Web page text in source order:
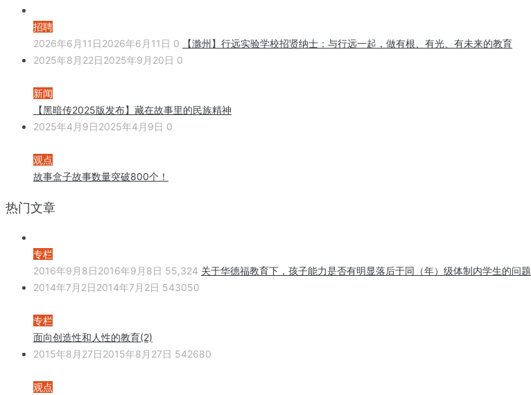
招聘
2026年6月11日2026年6月11日 0
【滁州】行远实验学校招贤纳士：与行远一起，做有根、有光、有未来的教育
2025年8月22日2025年9月20日 0
新闻
【黑暗传2025版发布】藏在故事里的民族精神
2025年4月9日2025年4月9日 0
观点
故事盒子故事数量突破800个！
热门文章
专栏
2016年9月8日2016年9月8日 55,324 关于华德福教育下，孩子能力是否有明显落后于同（年）级体制内学生的问题
2014年7月2日2014年7月2日 543050
专栏
面向创造性和人性的教育(2)
2015年8月27日2015年8月27日 542680
观点